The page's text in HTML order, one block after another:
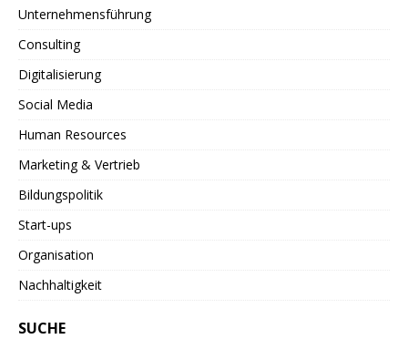
Unternehmensführung
Consulting
Digitalisierung
Social Media
Human Resources
Marketing & Vertrieb
Bildungspolitik
Start-ups
Organisation
Nachhaltigkeit
SUCHE